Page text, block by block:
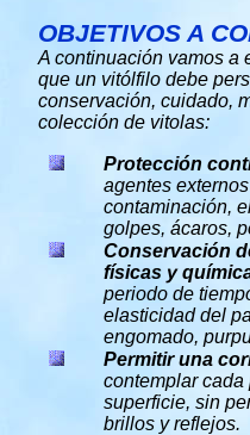
OBJETIVOS A
A continuación vamos a
que un vitólfilo debe
conservación, cuidado,
colección de vitolas:
Protección
agentes
contaminación,
golpes, ácaros,
Conservación
físicas y
periodo de
elasticidad del
engomado,
Permitir una
contemplar
superficie, sin
brillos y reflejos.